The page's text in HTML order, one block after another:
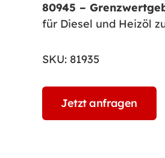
80945 –
für Diesel und Heizöl
SKU: 81935
Jetzt anfragen